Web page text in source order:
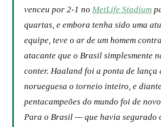
venceu por 2-1 no MetLife Stadium
quartas, e embora tenha sido uma
equipe, teve o ar de um homem
atacante que o Brasil simplesmente
conter. Haaland foi a ponta de lança
norueguesa o torneio inteiro, e
pentacampeões do mundo foi de
Para o Brasil — que havia segurado